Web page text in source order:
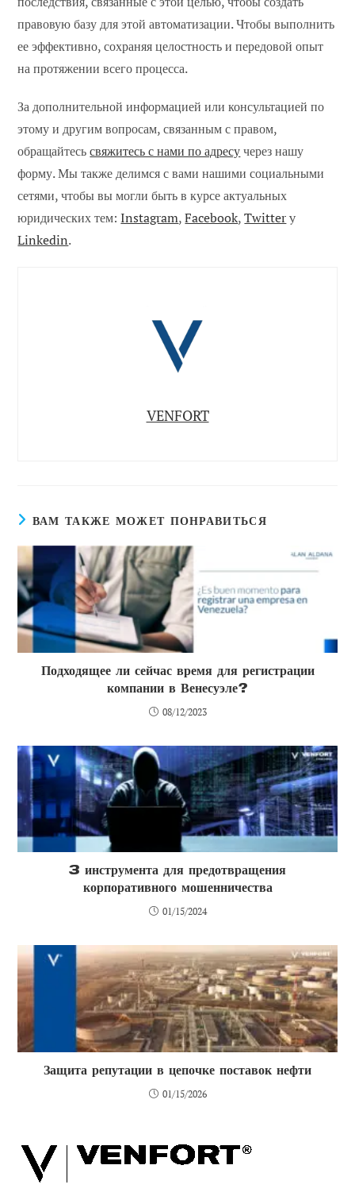
правовую базу для этой автоматизации. Чтобы выполнить
ее эффективно, сохраняя целостность и передовой опыт
на протяжении всего процесса.
За дополнительной информацией или консультацией по
этому и другим вопросам, связанным с правом,
обращайтесьсвяжитесь с нами по адресучерез нашу
форму. Мы также делимся с вами нашими социальными
сетями, чтобы вы могли быть в курсе актуальных
юридических тем:Instagram,Facebook,Twittery
Linkedin.
VENFORT
ВАМ ТАКЖЕ МОЖЕТ ПОНРАВИТЬСЯ
Подходящее ли сейчас время для регистрации
компании в Венесуэле?
08/12/2023
3 инструмента для предотвращения
корпоративного мошенничества
01/15/2024
Защита репутации в цепочке поставок нефти
01/15/2026